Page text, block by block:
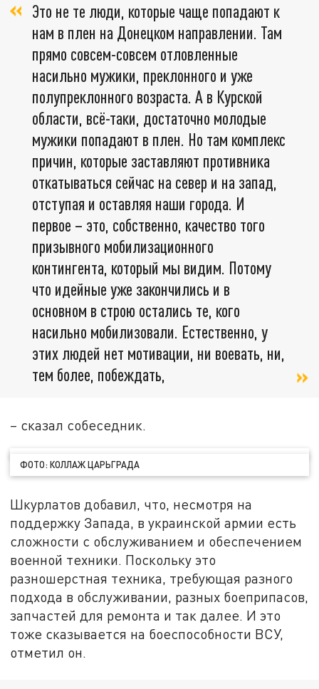
Это не те люди, которые чаще попадают к
нам в плен на Донецком направлении. Там
прямо совсем-совсем отловленные
насильно мужики, преклонного и уже
полупреклонного возраста. А в Курской
области, всё-таки, достаточно молодые
мужики попадают в плен. Но там комплекс
причин, которые заставляют противника
откатываться сейчас на север и на запад,
отступая и оставляя наши города. И
первое – это, собственно, качество того
призывного мобилизационного
контингента, который мы видим. Потому
что идейные уже закончились и в
основном в строю остались те, кого
насильно мобилизовали. Естественно, у
этих людей нет мотивации, ни воевать, ни,
тем более, побеждать,
– сказал собеседник.
ФОТО: КОЛЛАЖ ЦАРЬГРАДА
Шкурлатов добавил, что, несмотря на
поддержку Запада, в украинской армии есть
сложности с обслуживанием и обеспечением
военной техники. Поскольку это
разношерстная техника, требующая разного
подхода в обслуживании, разных боеприпасов,
запчастей для ремонта и так далее. И это
тоже сказывается на боеспособности ВСУ,
отметил он.